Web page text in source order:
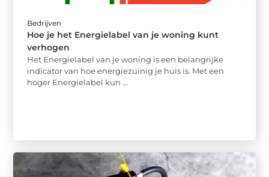
Bedrijven
Hoe je het Energielabel van je woning kunt
verhogen
Het Energielabel van je woning is een belangrijke
indicator van hoe energiezuinig je huis is. Met een
hoger Energielabel kun ...